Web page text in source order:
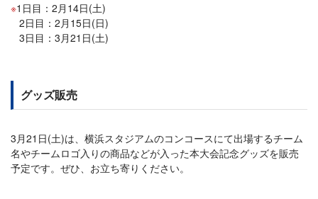
1日目：2月14日(土)
2日目：2月15日(日)
3日目：3月21日(土)
グッズ販売
3月21日(土)は、横浜スタジアムのコンコースにて出場するチーム
名やチームロゴ入りの商品などが入った本大会記念グッズを販売
予定です。ぜひ、お立ち寄りください。